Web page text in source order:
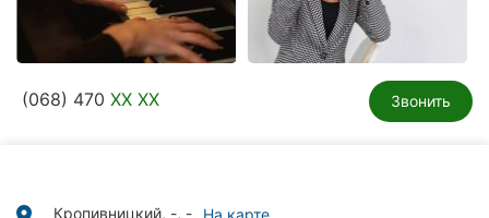
Частные
клиники
(068) 470 XX XX Звонить
Кропивницкий, -, -